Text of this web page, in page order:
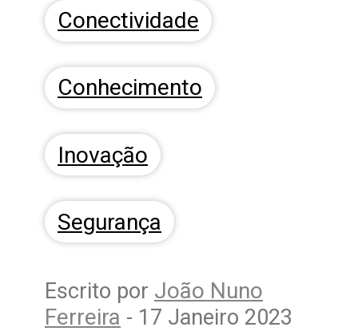
Conectividade
Conhecimento
Inovação
Segurança
Escrito por João Nuno
Ferreira - 17 Janeiro 2023